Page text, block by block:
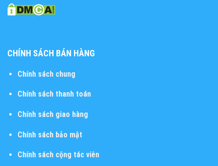
CHÍNH SÁCH BÁN HÀNG
Chính sách chung
Chính sách thanh toán
Chính sách giao hàng
Chính sách bảo mật
Chính sách cộng tác viên